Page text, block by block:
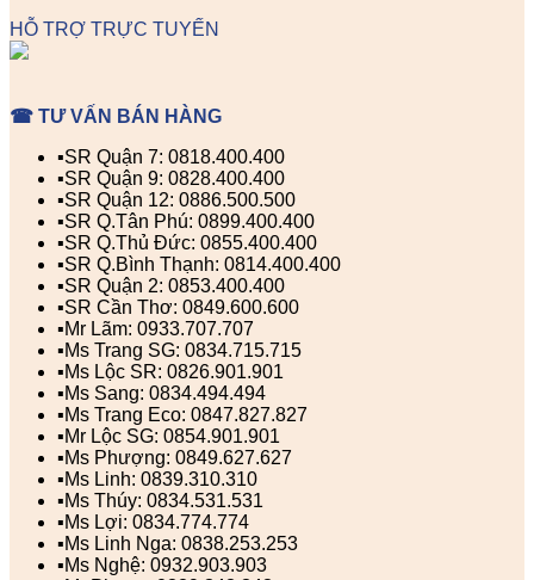
HỖ TRỢ TRỰC TUYẾN
☎ TƯ VẤN BÁN HÀNG
▪️SR Quận 7: 0818.400.400
▪️SR Quận 9: 0828.400.400
▪️SR Quận 12: 0886.500.500
▪️SR Q.Tân Phú: 0899.400.400
▪️SR Q.Thủ Đức: 0855.400.400
▪️SR Q.Bình Thạnh: 0814.400.400
▪️SR Quận 2: 0853.400.400
▪️SR Cần Thơ: 0849.600.600
▪️Mr Lãm: 0933.707.707
▪️Ms Trang SG: 0834.715.715
▪️Ms Lộc SR: 0826.901.901
▪️Ms Sang: 0834.494.494
▪️Ms Trang Eco: 0847.827.827
▪️Mr Lộc SG: 0854.901.901
▪️Ms Phượng: 0849.627.627
▪️Ms Linh: 0839.310.310
▪️Ms Thúy: 0834.531.531
▪️Ms Lợi: 0834.774.774
▪️Ms Linh Nga: 0838.253.253
▪️Ms Nghệ: 0932.903.903